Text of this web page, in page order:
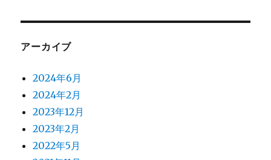
アーカイブ
2024年6月
2024年2月
2023年12月
2023年2月
2022年5月